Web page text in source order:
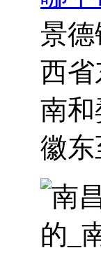
景
西
南
徽东